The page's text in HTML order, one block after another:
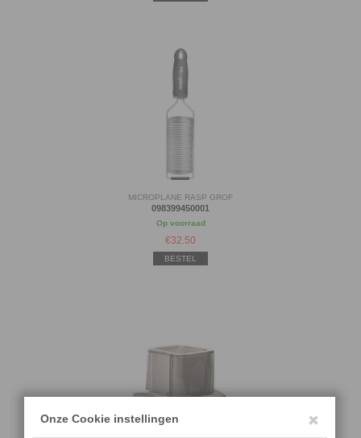
MICROPLANE RASP GROF
098399450001
Op voorraad
€32.50
BESTEL